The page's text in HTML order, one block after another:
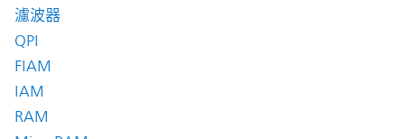
濾波器
QPI
FIAM
IAM
RAM